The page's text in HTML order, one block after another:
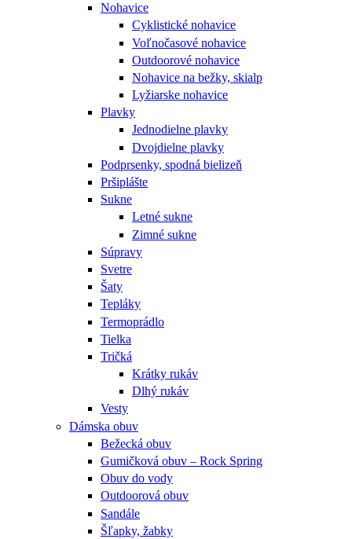
Nohavice
Cyklistické nohavice
Voľnočasové nohavice
Outdoorové nohavice
Nohavice na bežky, skialp
Lyžiarske nohavice
Plavky
Jednodielne plavky
Dvojdielne plavky
Podprsenky, spodná bielizeň
Pršiplášte
Sukne
Letné sukne
Zimné sukne
Súpravy
Svetre
Šaty
Tepláky
Termoprádlo
Tielka
Tričká
Krátky rukáv
Dlhý rukáv
Vesty
Dámska obuv
Bežecká obuv
Gumičková obuv – Rock Spring
Obuv do vody
Outdoorová obuv
Sandále
Šľapky, žabky